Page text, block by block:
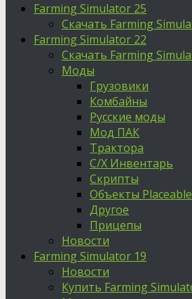
Farming Simulator 25
Скачать Farming
Farming Simulator 22
Скачать Farming
Моды
Грузовики
Комбайны
Русские моды
Мод ПАК
Трактора
С/Х Инвентарь
Скрипты
Объекты Placeable
Другое
Прицепы
Новости
Farming Simulator 19
Новости
Купить Farming